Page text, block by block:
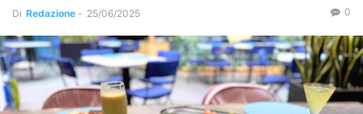
Di Redazione - 25/06/2025 0